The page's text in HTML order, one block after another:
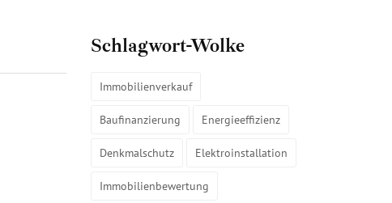
Schlagwort-Wolke
Immobilienverkauf
Baufinanzierung Energieeffizienz
Denkmalschutz Elektroinstallation
Immobilienbewertung